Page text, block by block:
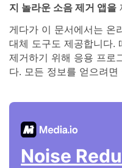
지 놀라운 소음 제거 앱을
게다가 이 문서에서는 온
대체 도구도 제공합니다.
제거하기 위해 응용 프로
다. 모든 정보를 얻으려
Noise